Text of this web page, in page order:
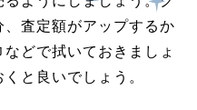
査定額がアップするか
どで拭いておきましょ
と良いでしょう。